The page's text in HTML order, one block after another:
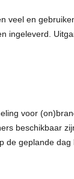
veel en
ingeleverd.
voor
beschikbaar
geplande